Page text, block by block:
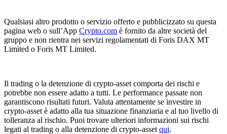
Qualsiasi altro prodotto o servizio offerto e pubblicizzato su questa
pagina web o sull’App Crypto.com è fornito da altre società del
gruppo e non rientra nei servizi regolamentati di Foris DAX MT
Limited o Foris MT Limited.
Il trading o la detenzione di crypto-asset comporta dei rischi e
potrebbe non essere adatto a tutti. Le performance passate non
garantiscono risultati futuri. Valuta attentamente se investire in
crypto-asset è adatto alla tua situazione finanziaria e al tuo livello di
tolleranza al rischio. Puoi trovare ulteriori informazioni sui rischi
legati al trading o alla detenzione di crypto-asset qui.